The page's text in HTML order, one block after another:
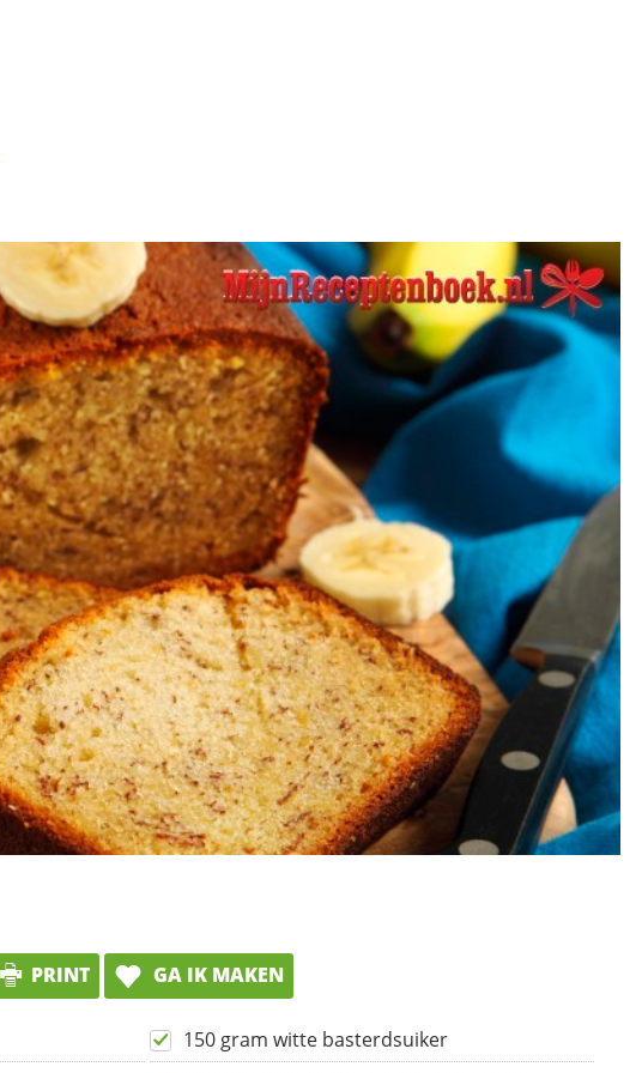
PRINT GA IK MAKEN
150 gram witte basterdsuiker